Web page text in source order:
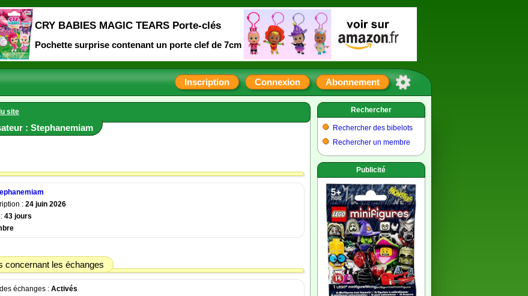
Inscription Connexion Abonnement
site
: Stephanemiam
: 24 juin 2026
43 jours
concernant les échanges
échanges : Activés
Rechercher
Rechercher des bibelots
Rechercher un membre
Publicité
CRY BABIES MAGIC TEARS Porte-clés
Pochette surprise contenant un porte clef de 7cm